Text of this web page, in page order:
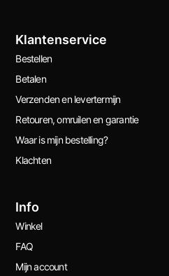
Klantenservice
Bestellen
Betalen
Verzenden en levertermijn
Retouren, omruilen en garantie
Waar is mijn bestelling?
Klachten
Info
Winkel
FAQ
Mijn account